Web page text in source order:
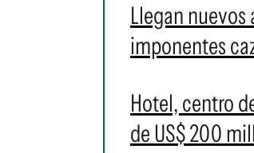
Llegan
imponentes
Hotel, centro
de US$ 200